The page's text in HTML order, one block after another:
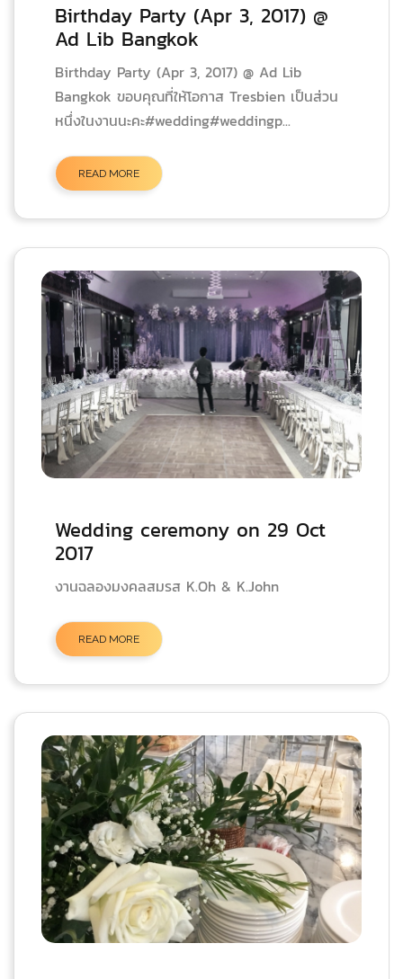
Birthday Party (Apr 3, 2017) @
Ad Lib Bangkok
Birthday Party (Apr 3, 2017) @ Ad Lib
Bangkok ขอบคุณที่ให้โอกาส Tresbien เป็นส่วน
หนึ่งในงานนะคะ#wedding#weddingp...
READ MORE
Wedding ceremony on 29 Oct
2017
งานฉลองมงคลสมรส K.Oh & K.John
READ MORE